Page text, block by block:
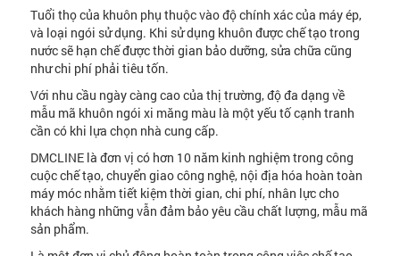
Tuổi thọ của khuôn phụ thuộc vào độ chính xác của máy ép,
và loại ngói sử dụng. Khi sử dụng khuôn được chế tạo trong
nước sẽ hạn chế được thời gian bảo dưỡng, sửa chữa cũng
như chi phí phải tiêu tốn.
Với nhu cầu ngày càng cao của thị trường, độ đa dạng về
mẫu mã khuôn ngói xi măng màu là một yếu tố cạnh tranh
cần có khi lựa chọn nhà cung cấp.
DMCLINE là đơn vị có hơn 10 năm kinh nghiệm trong công
cuộc chế tạo, chuyển giao công nghệ, nội địa hóa hoàn toàn
máy móc nhằm tiết kiệm thời gian, chi phí, nhân lực cho
khách hàng những vẫn đảm bảo yêu cầu chất lượng, mẫu mã
sản phẩm.